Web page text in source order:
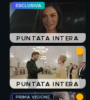
PUNTATA INTERA
PUNTATA INTERA